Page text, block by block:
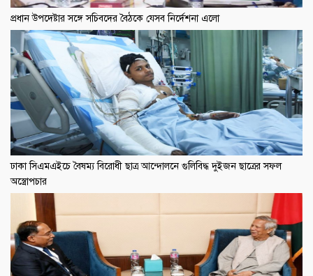
প্রধান উপদেষ্টার সঙ্গে সচিবদের বৈঠকে যেসব নির্দেশনা এলো
ঢাকা সিএমএইচে বৈষম্য বিরোধী ছাত্র আন্দোলনে গুলিবিদ্ধ দুইজন ছাত্রের সফল
অস্ত্রোপচার